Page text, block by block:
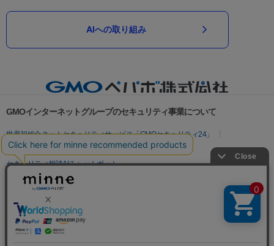
AIへの取り組み
GMOインターネットグループのセキュリティ事業について
世界初総合ネットセキュリティサービス「GMOセキュリティ24」
パスワード漏洩診断
Webサイトリスク診断
セキュリティ相談AIチャットボット
実在証明・盗聴対策
サイバー攻撃対策（GMO Flatt Security）
セキュリティ事業の軌跡